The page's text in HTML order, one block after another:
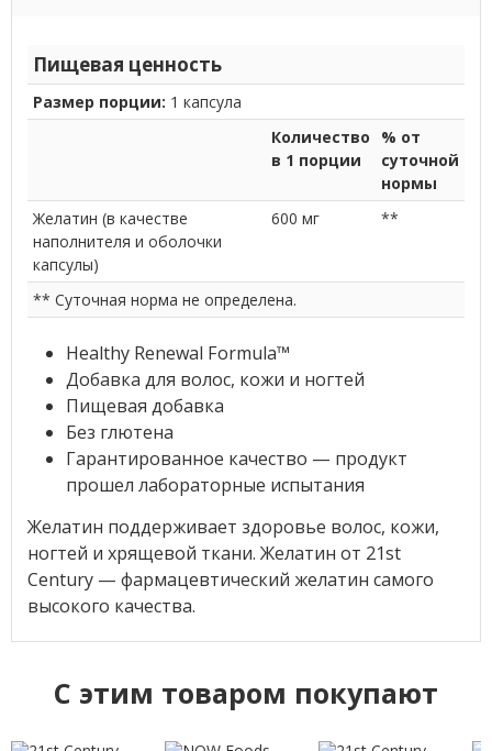
Пищевая ценность
Размер порции: 1 капсула
Количество
в 1 порции
% от
суточной
нормы
Желатин (в качестве
наполнителя и оболочки
капсулы)
600 мг **
** Суточная норма не определена.
Healthy Renewal Formula™
Добавка для волос, кожи и ногтей
Пищевая добавка
Без глютена
Гарантированное качество — продукт
прошел лабораторные испытания
Желатин поддерживает здоровье волос, кожи,
ногтей и хрящевой ткани. Желатин от 21st
Century — фармацевтический желатин самого
высокого качества.
C этим товаром покупают